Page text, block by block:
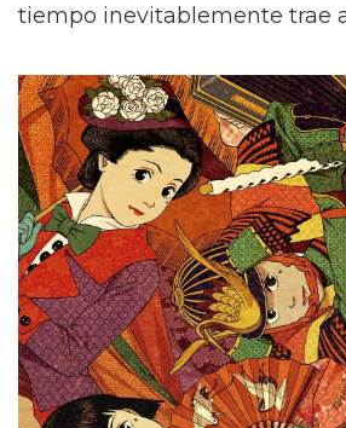
tiempo inevitablemente trae